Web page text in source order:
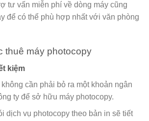
tư vấn miễn phí về dòng máy cũng
để có thể phù hợp nhất với văn phòng
thuê máy photocopy
kiệm
cần phải bỏ ra một khoản ngân
ty để sở hữu máy photocopy.
dịch vụ photocopy theo bản in sẽ tiết